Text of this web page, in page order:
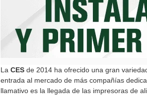
La CES de 2014 ha ofrecido una gran
entrada al mercado de más compañías
llamativo es la llegada de las impresoras de